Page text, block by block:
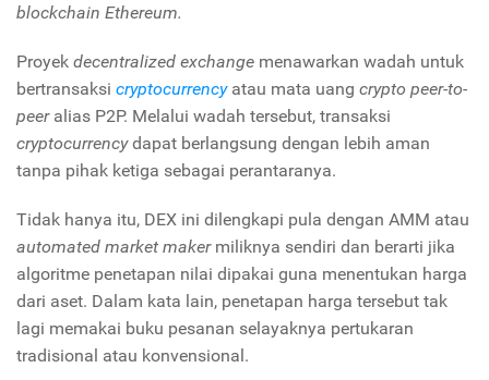
blockchain Ethereum.
Proyek decentralized exchange menawarkan wadah untuk
bertransaksi cryptocurrency atau mata uang crypto peer-to-
peer alias P2P. Melalui wadah tersebut, transaksi
cryptocurrencydapat berlangsung dengan lebih aman
tanpa pihak ketiga sebagai perantaranya.
Tidak hanya itu, DEX ini dilengkapi pula dengan AMM atau
automated market makermiliknya sendiri dan berarti jika
algoritme penetapan nilai dipakai guna menentukan harga
dari aset. Dalam kata lain, penetapan harga tersebut tak
lagi memakai buku pesanan selayaknya pertukaran
tradisional atau konvensional.